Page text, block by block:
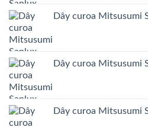
Dây curoa Mitsusumi
Dây curoa Mitsusumi
Dây curoa Mitsusumi